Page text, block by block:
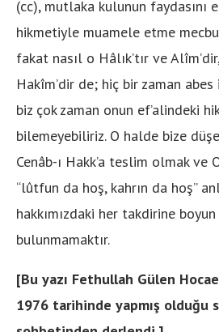
(cc), mutlaka kulunun faydasını
hikmetiyle muamele etme
fakat nasıl o Hâlık’tır ve
Hakîm’dir de; hiç bir zaman
biz çok zaman onun ef’alindeki
bilemeyebiliriz. O halde bize
Cenâb-ı Hakk’a teslim olmak ve
“lûtfun da hoş, kahrın da hoş”
hakkımızdaki her takdirine
bulunmamaktır.
[Bu yazı Fethullah Gülen
1976 tarihinde yapmış olduğu